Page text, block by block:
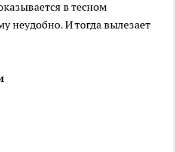
в тесном
неудобно. И тогда вылезает